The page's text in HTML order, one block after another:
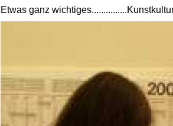
Etwas ganz